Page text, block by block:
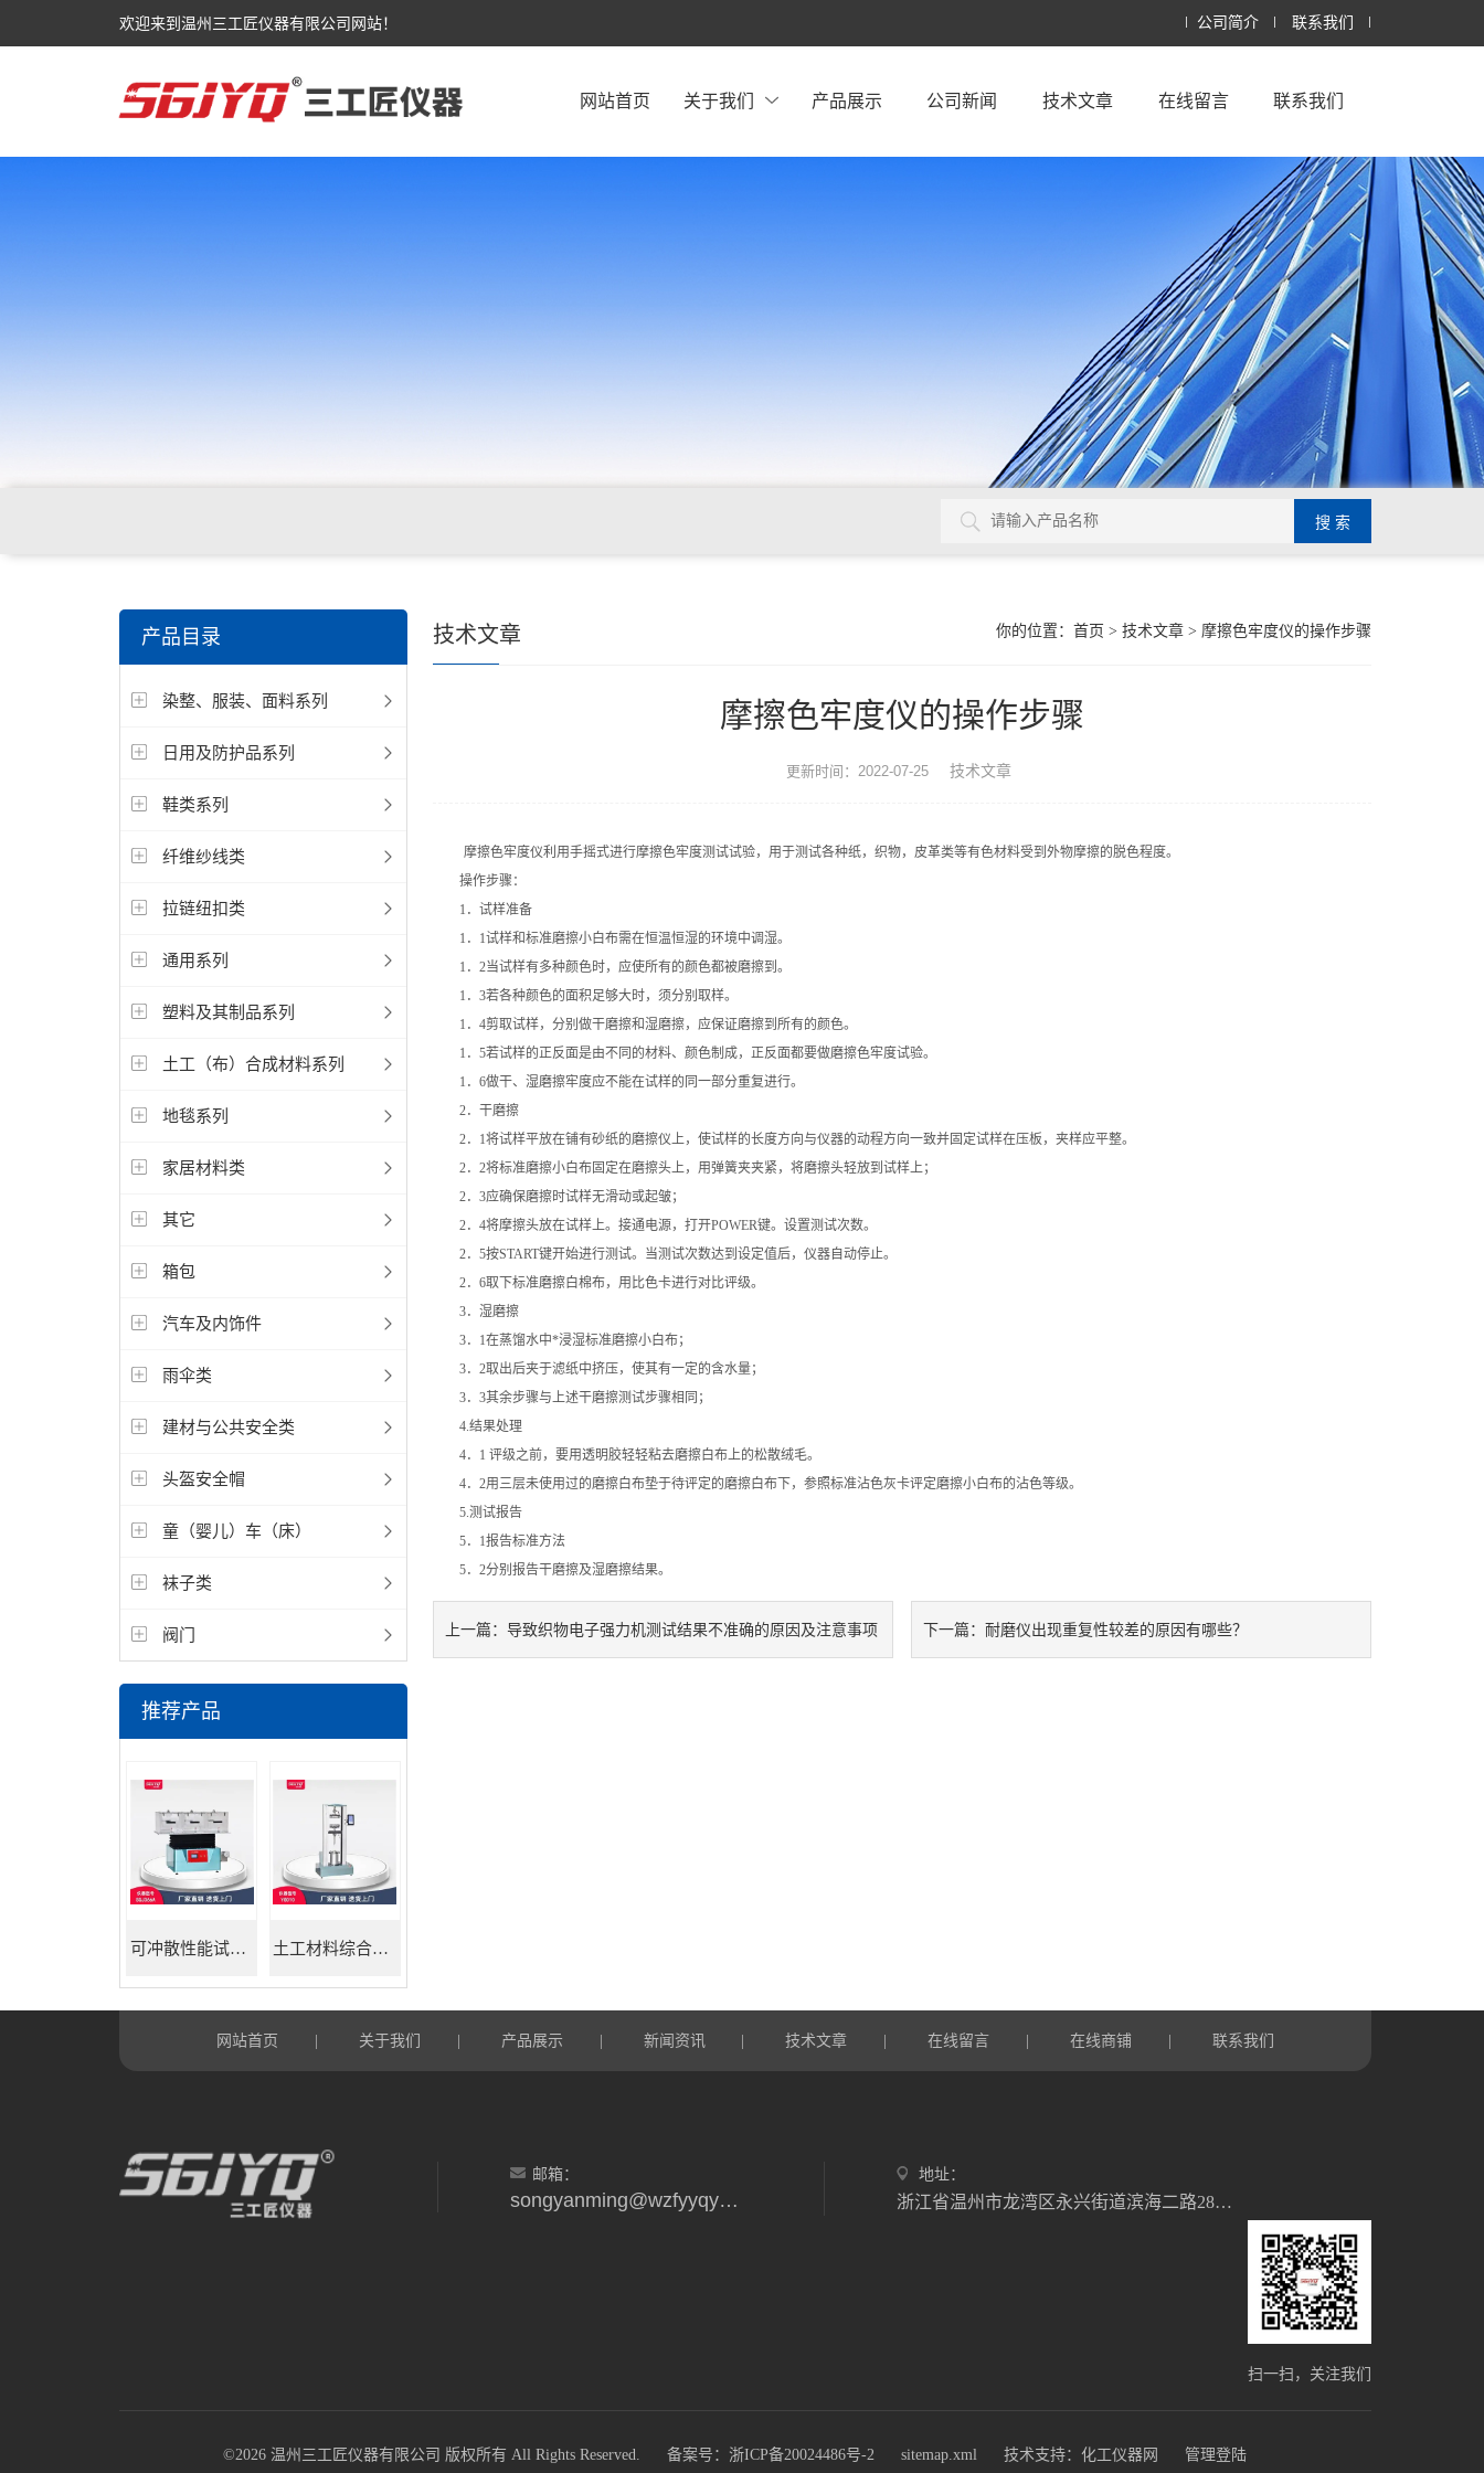
欢迎来到温州三工匠仪器有限公司网站！ 公司简介 联系我们
网站首页 关于我们 产品展示 公司新闻 技术文章 在线留言 联系我们
电缆，包装材料，箱包等行业
产品目录
染整、服装、面料系列
日用及防护品系列
鞋类系列
纤维纱线类
拉链纽扣类
通用系列
塑料及其制品系列
土工（布）合成材料系列
地毯系列
家居材料类
其它
箱包
汽车及内饰件
雨伞类
建材与公共安全类
头盔安全帽
童（婴儿）车（床）
袜子类
阀门
推荐产品
可冲散性能试验机 土工材料综合试验机
你的位置： 首页 > 技术文章 > 摩擦色牢度仪的操作步骤
技术文章
摩擦色牢度仪的操作步骤
更新时间：2022-07-25 技术文章
摩擦色牢度仪利用手摇式进行摩擦色牢度测试试验，用于测试各种纸，织物，皮革类等有色材料受到外物摩擦的脱色程度。
操作步骤：
1．试样准备
1．1试样和标准磨擦小白布需在恒温恒湿的环境中调湿。
1．2当试样有多种颜色时，应使所有的颜色都被磨擦到。
1．3若各种颜色的面积足够大时，须分别取样。
1．4剪取试样，分别做干磨擦和湿磨擦，应保证磨擦到所有的颜色。
1．5若试样的正反面是由不同的材料、颜色制成，正反面都要做磨擦色牢度试验。
1．6做干、湿磨擦牢度应不能在试样的同一部分重复进行。
2．干磨擦
2．1将试样平放在铺有砂纸的磨擦仪上，使试样的长度方向与仪器的动程方向一致并固定试样在压板，夹样应平整。
2．2将标准磨擦小白布固定在磨擦头上，用弹簧夹夹紧，将磨擦头轻放到试样上；
2．3应确保磨擦时试样无滑动或起皱；
2．4将摩擦头放在试样上。接通电源，打开POWER键。设置测试次数。
2．5按START键开始进行测试。当测试次数达到设定值后，仪器自动停止。
2．6取下标准磨擦白棉布，用比色卡进行对比评级。
3．湿磨擦
3．1在蒸馏水中*浸湿标准磨擦小白布；
3．2取出后夹于滤纸中挤压，使其有一定的含水量；
3．3其余步骤与上述干磨擦测试步骤相同；
4.结果处理
4．1 评级之前，要用透明胶轻轻粘去磨擦白布上的松散绒毛。
4．2用三层未使用过的磨擦白布垫于待评定的磨擦白布下，参照标准沾色灰卡评定磨擦小白布的沾色等级。
5.测试报告
5．1报告标准方法
5．2分别报告干磨擦及湿磨擦结果。
上一篇： 导致织物电子强力机测试结果不准确的原因及注意事项 下一篇： 耐磨仪出现重复性较差的原因有哪些？
网站首页 关于我们 产品展示 新闻资讯 技术文章 在线留言 在线商铺 联系我们
邮箱：
songyanming@wzfyyqyxgs.wecom.work
地址：
浙江省温州市龙湾区永兴街道滨海二路28号5幢2单元
扫一扫，关注我们
©2026 温州三工匠仪器有限公司 版权所有 All Rights Reserved. 备案号：浙ICP备20024486号-2 sitemap.xml 技术支持： 化工仪器网 管理登陆